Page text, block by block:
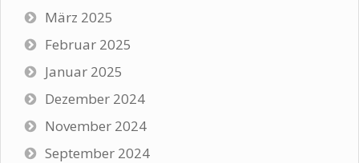
März 2025
Februar 2025
Januar 2025
Dezember 2024
November 2024
September 2024